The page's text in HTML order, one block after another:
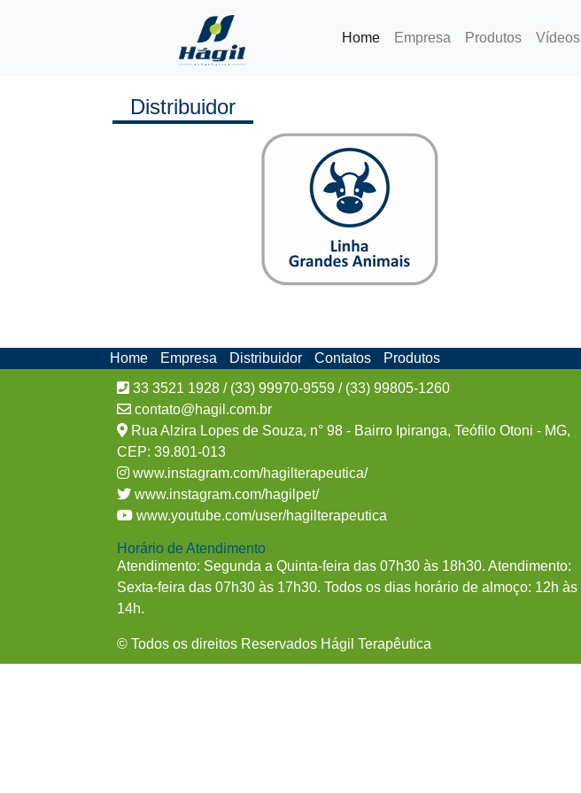
Home(current)
Empresa Produtos Vídeos
Distribuidor
Home Empresa Distribuidor Contatos
Produtos
33 3521 1928 / (33) 99970-9559 / (33) 99805-1260
contato@hagil.com.br
Rua Alzira Lopes de Souza, n° 98 - Bairro Ipiranga, Teófilo Otoni - MG,
CEP: 39.801-013
www.instagram.com/hagilterapeutica/
www.instagram.com/hagilpet/
www.youtube.com/user/hagilterapeutica
Horário de Atendimento
Atendimento: Segunda a Quinta-feira das 07h30 às 18h30. Atendimento:
Sexta-feira das 07h30 às 17h30. Todos os dias horário de almoço: 12h às
14h.
© Todos os direitos Reservados Hágil Terapêutica